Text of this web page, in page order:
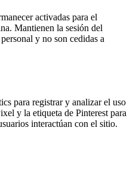
activadas para el
Mantienen la sesión del
y no son cedidas a
para registrar y analizar el uso
y la etiqueta de Pinterest para
interactúan con el sitio.